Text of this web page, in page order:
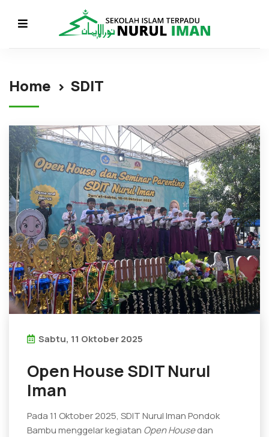
Home SDIT
Sabtu, 11 Oktober 2025
Open House SDIT Nurul
Iman
Pada 11 Oktober 2025, SDIT Nurul Iman Pondok
Bambu menggelar kegiatan Open Housedan